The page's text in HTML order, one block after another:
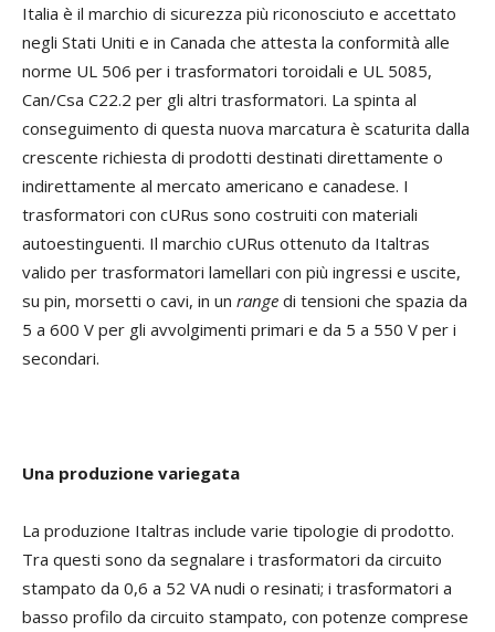
Italia è il marchio di sicurezza più riconosciuto e accettato
negli Stati Uniti e in Canada che attesta la conformità alle
norme UL 506 per i trasformatori toroidali e UL 5085,
Can/Csa C22.2 per gli altri trasformatori. La spinta al
conseguimento di questa nuova marcatura è scaturita dalla
crescente richiesta di prodotti destinati direttamente o
indirettamente al mercato americano e canadese. I
trasformatori con cURus sono costruiti con materiali
autoestinguenti. Il marchio cURus ottenuto da Italtras
valido per trasformatori lamellari con più ingressi e uscite,
su pin, morsetti o cavi, in un range di tensioni che spazia da
5 a 600 V per gli avvolgimenti primari e da 5 a 550 V per i
secondari.
Una produzione variegata
La produzione Italtras include varie tipologie di prodotto.
Tra questi sono da segnalare i trasformatori da circuito
stampato da 0,6 a 52 VA nudi o resinati; i trasformatori a
basso profilo da circuito stampato, con potenze comprese